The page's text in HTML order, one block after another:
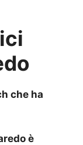
che ha
è